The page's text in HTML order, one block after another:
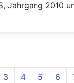
Jahrgang 2010
3 4 5 6